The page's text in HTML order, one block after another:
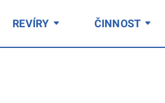
REVÍRY ČINNOST